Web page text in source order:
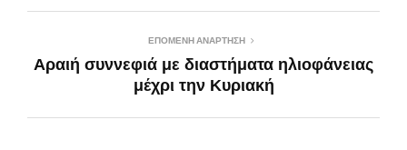
ΕΠΌΜΕΝΗ ΑΝΆΡΤΗΣΗ
Αραιή συννεφιά με διαστήματα ηλιοφάνειας
μέχρι την Κυριακή